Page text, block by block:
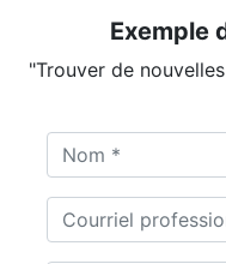
Exemple
"Trouver de